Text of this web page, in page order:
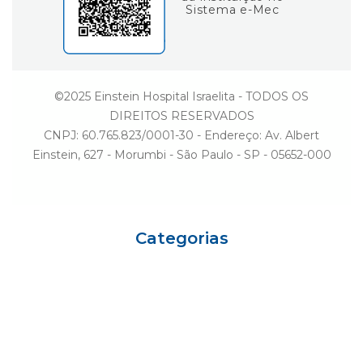
Sistema e-Mec
©2025 Einstein Hospital Israelita - TODOS OS
DIREITOS RESERVADOS
CNPJ: 60.765.823/0001-30 - Endereço: Av. Albert
Einstein, 627 - Morumbi - São Paulo - SP - 05652-000
Categorias